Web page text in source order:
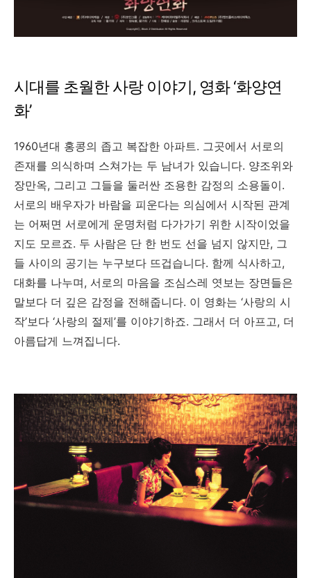
시대를 초월한 사랑 이야기, 영화 ‘화양연
화’
1960년대 홍콩의 좁고 복잡한 아파트. 그곳에서 서로의
존재를 의식하며 스쳐가는 두 남녀가 있습니다. 양조위와
장만옥, 그리고 그들을 둘러싼 조용한 감정의 소용돌이.
서로의 배우자가 바람을 피운다는 의심에서 시작된 관계
는 어쩌면 서로에게 운명처럼 다가가기 위한 시작이었을
지도 모르죠. 두 사람은 단 한 번도 선을 넘지 않지만, 그
들 사이의 공기는 누구보다 뜨겁습니다. 함께 식사하고,
대화를 나누며, 서로의 마음을 조심스레 엿보는 장면들은
말보다 더 깊은 감정을 전해줍니다. 이 영화는 ‘사랑의 시
작’보다 ‘사랑의 절제’를 이야기하죠. 그래서 더 아프고, 더
아름답게 느껴집니다.